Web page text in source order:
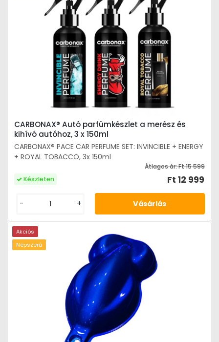
CARBONAX® Autó parfümkészlet a merész és
kihívó autóhoz, 3 x 150ml
CARBONAX® PACE CAR PERFUME SET: INVINCIBLE + ENERGY
+ ROYAL TOBACCO, 3x 150ml
Átlagos ár:Ft 15 599
Ft 12 999
Készleten
- +
Akciós
Népszerű